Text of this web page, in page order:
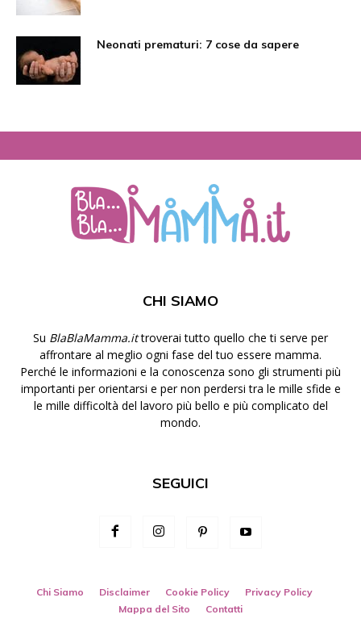
Neonati prematuri: 7 cose da sapere
CHI SIAMO
Su BlaBlaMamma.ittroverai tutto quello che ti serve per
affrontare al meglio ogni fase del tuo essere mamma.
Perché le informazioni e la conoscenza sono gli strumenti più
importanti per orientarsi e per non perdersi tra le mille sfide e
le mille difficoltà del lavoro più bello e più complicato del
mondo.
SEGUICI
Chi Siamo Disclaimer Cookie Policy
Privacy Policy
Mappa del Sito
Contatti